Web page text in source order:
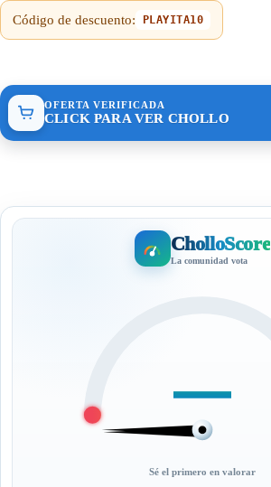
Código de descuento: PLAYITA10
OFERTA VERIFICADA
CLICK PARA VER CHOLLO
CholloScore
La comunidad vota
—
Sé el primero en valorar